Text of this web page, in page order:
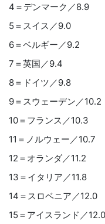
4＝デンマーク／8.9
5＝スイス／9.0
6＝ベルギー／9.2
7＝英国／9.4
8＝ドイツ／9.8
9＝スウェーデン／10.2
10＝フランス／10.3
11＝ノルウェー／10.7
12＝オランダ／11.2
13＝イタリア／11.8
14＝スロベニア／12.0
15＝アイスランド／12.0